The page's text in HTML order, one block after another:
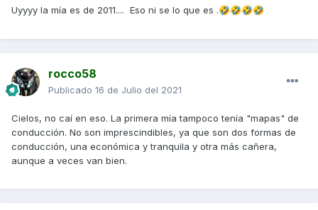
Uyyyy la mía es de 2011.... Eso ni se lo que es .🤣🤣🤣🤣
rocco58
Publicado 16 de Julio del 2021
Cielos, no caí en eso. La primera mía tampoco tenía "mapas" de
conducción. No son imprescindibles, ya que son dos formas de
conducción, una económica y tranquila y otra más cañera,
aunque a veces van bien.